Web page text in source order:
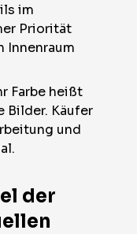
im
Priorität
Innenraum
Farbe heißt
Bilder. Käufer
und
der